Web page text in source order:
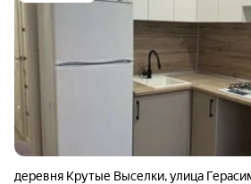
деревня Крутые Выселки,улица